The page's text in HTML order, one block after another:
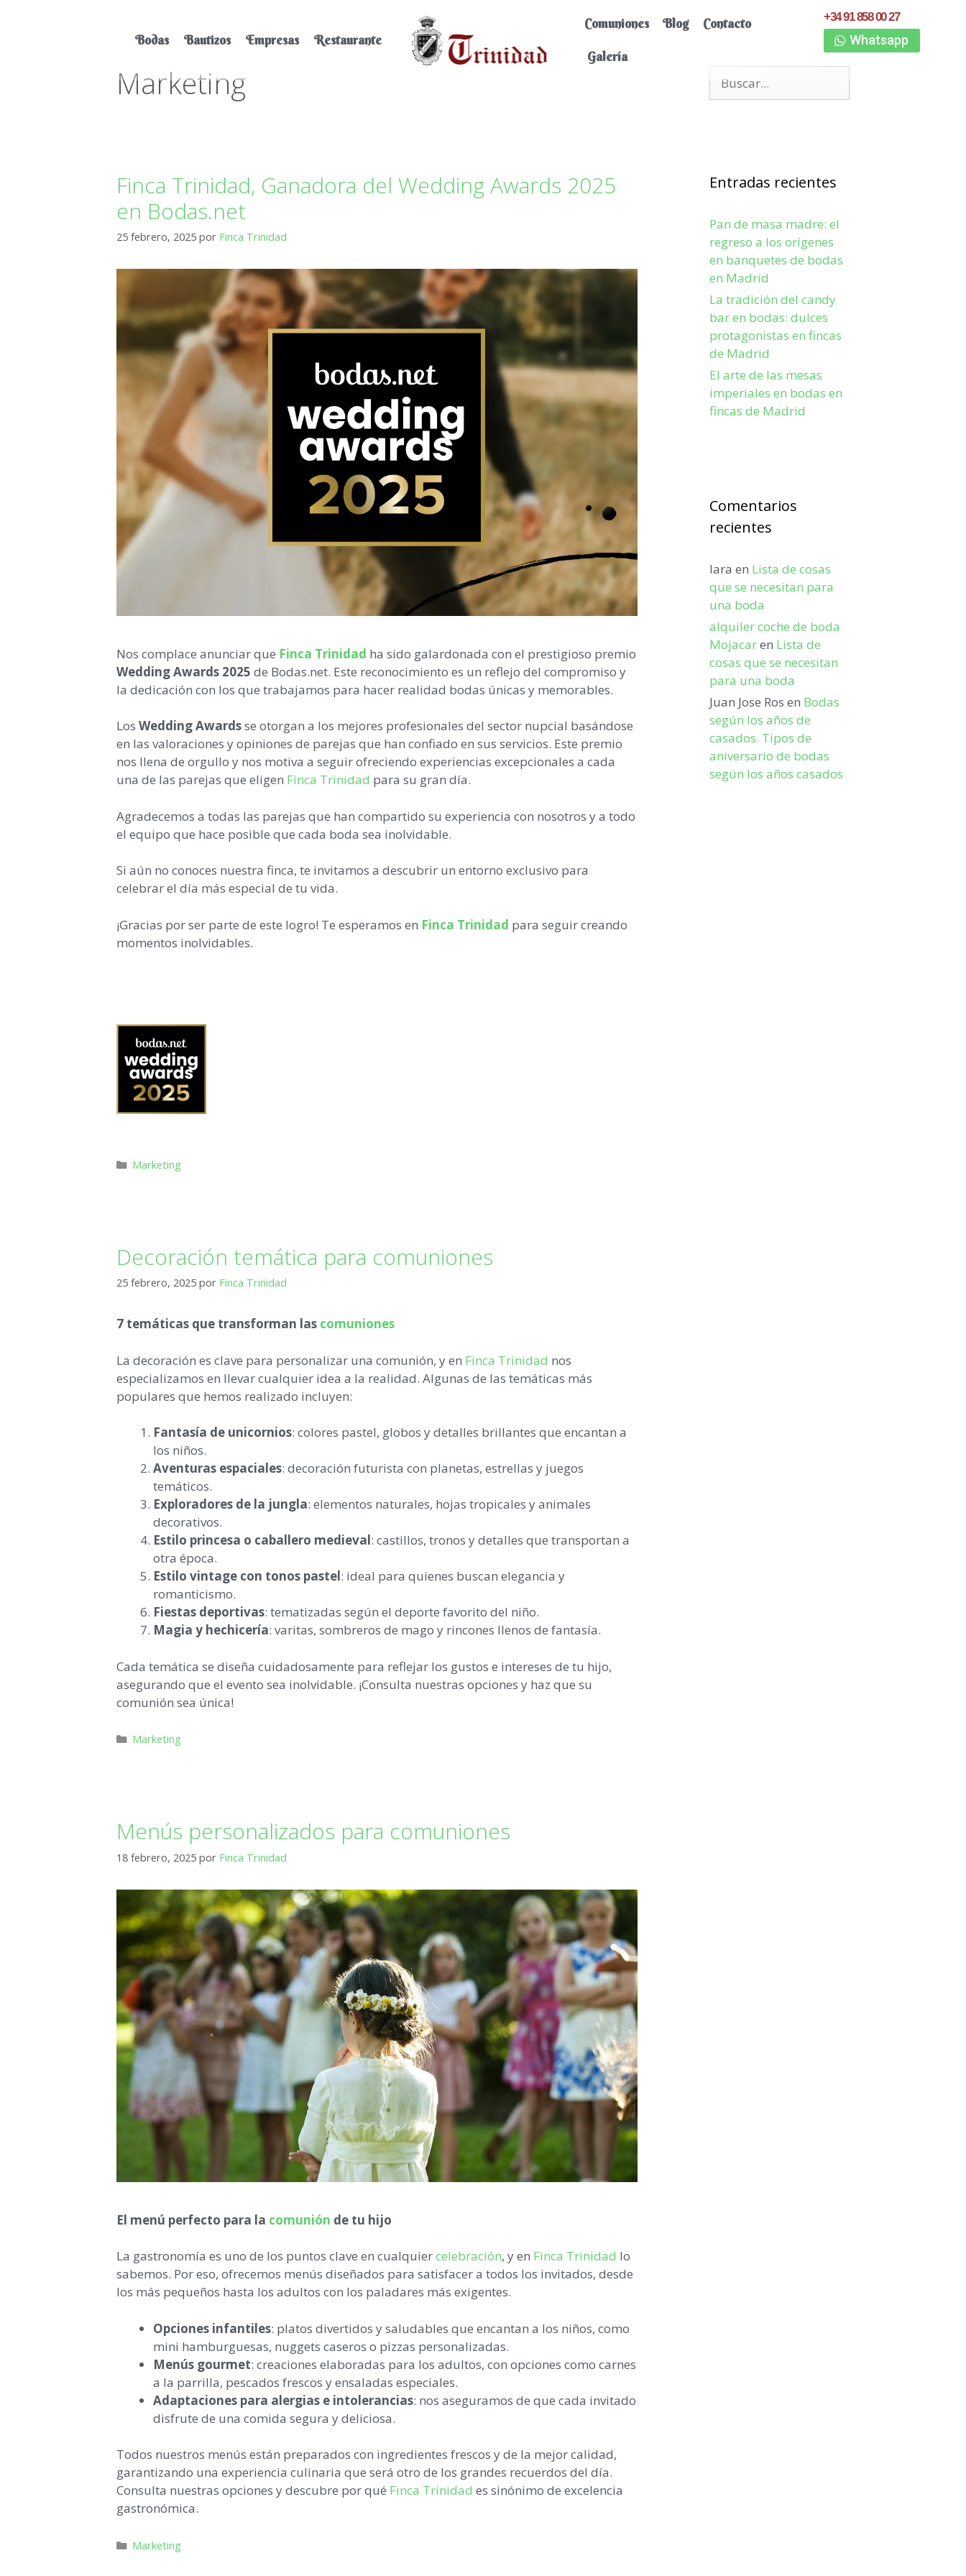
Bodas Bautizos Empresas Restaurante
Comuniones Blog Contacto
Galería
+34 91 858 00 27
Whatsapp
Marketing
Finca Trinidad, Ganadora del Wedding Awards 2025
en Bodas.net
25 febrero, 2025 por Finca Trinidad
Nos complace anunciar que Finca Trinidad ha sido galardonada con el prestigioso premio
Wedding Awards 2025 de Bodas.net. Este reconocimiento es un reflejo del compromiso y
la dedicación con los que trabajamos para hacer realidad bodas únicas y memorables.
Los Wedding Awardsse otorgan a los mejores profesionales del sector nupcial basándose
en las valoraciones y opiniones de parejas que han confiado en sus servicios. Este premio
nos llena de orgullo y nos motiva a seguir ofreciendo experiencias excepcionales a cada
una de las parejas que eligen Finca Trinidad para su gran día.
Agradecemos a todas las parejas que han compartido su experiencia con nosotros y a todo
el equipo que hace posible que cada boda sea inolvidable.
Si aún no conoces nuestra finca, te invitamos a descubrir un entorno exclusivo para
celebrar el día más especial de tu vida.
¡Gracias por ser parte de este logro! Te esperamos en Finca Trinidad para seguir creando
momentos inolvidables.
Marketing
Decoración temática para comuniones
25 febrero, 2025 por Finca Trinidad
7 temáticas que transforman las comuniones
La decoración es clave para personalizar una comunión, y en Finca Trinidad nos
especializamos en llevar cualquier idea a la realidad. Algunas de las temáticas más
populares que hemos realizado incluyen:
Fantasía de unicornios: colores pastel, globos y detalles brillantes que encantan a
los niños.
Aventuras espaciales: decoración futurista con planetas, estrellas y juegos
temáticos.
Exploradores de la jungla: elementos naturales, hojas tropicales y animales
decorativos.
Estilo princesa o caballero medieval: castillos, tronos y detalles que transportan a
otra época.
Estilo vintage con tonos pastel: ideal para quienes buscan elegancia y
romanticismo.
Fiestas deportivas: tematizadas según el deporte favorito del niño.
Magia y hechicería: varitas, sombreros de mago y rincones llenos de fantasía.
Cada temática se diseña cuidadosamente para reflejar los gustos e intereses de tu hijo,
asegurando que el evento sea inolvidable. ¡Consulta nuestras opciones y haz que su
comunión sea única!
Marketing
Menús personalizados para comuniones
18 febrero, 2025 por Finca Trinidad
El menú perfecto para la comunión de tu hijo
La gastronomía es uno de los puntos clave en cualquiercelebración, y en Finca Trinidad lo
sabemos. Por eso, ofrecemos menús diseñados para satisfacer a todos los invitados, desde
los más pequeños hasta los adultos con los paladares más exigentes.
Opciones infantiles: platos divertidos y saludables que encantan a los niños, como
mini hamburguesas, nuggets caseros o pizzas personalizadas.
Menús gourmet: creaciones elaboradas para los adultos, con opciones como carnes
a la parrilla, pescados frescos y ensaladas especiales.
Adaptaciones para alergias e intolerancias: nos aseguramos de que cada invitado
disfrute de una comida segura y deliciosa.
Todos nuestros menús están preparados con ingredientes frescos y de la mejor calidad,
garantizando una experiencia culinaria que será otro de los grandes recuerdos del día.
Consulta nuestras opciones y descubre por qué Finca Trinidad es sinónimo de excelencia
gastronómica.
Marketing
Entradas recientes
Pan de masa madre: el
regreso a los orígenes
en banquetes de bodas
en Madrid
La tradición del candy
bar en bodas: dulces
protagonistas en fincas
de Madrid
El arte de las mesas
imperiales en bodas en
fincas de Madrid
Comentarios
recientes
lara en Lista de cosas
que se necesitan para
una boda
alquiler coche de boda
Mojacaren Lista de
cosas que se necesitan
para una boda
Juan Jose Ros en Bodas
según los años de
casados. Tipos de
aniversario de bodas
según los años casados